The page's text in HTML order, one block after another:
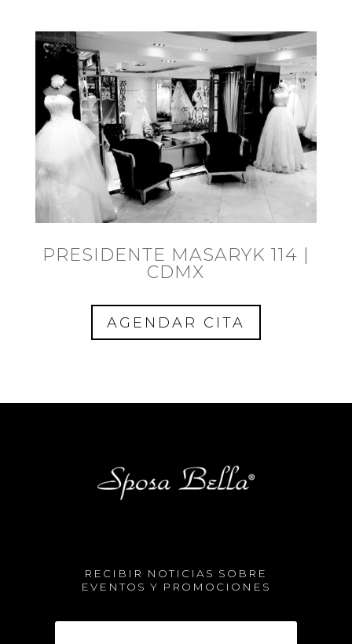
PRESIDENTE MASARYK 114 |
CDMX
AGENDAR CITA
RECIBIR NOTICIAS SOBRE
EVENTOS Y PROMOCIONES